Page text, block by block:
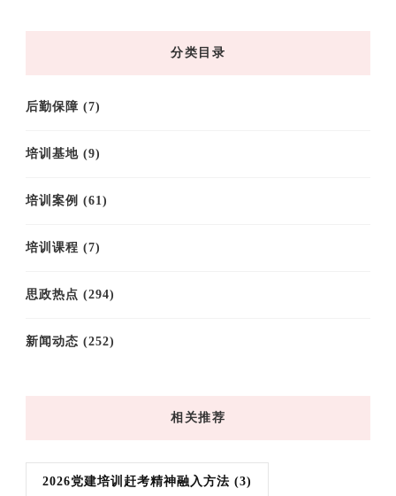
分类目录
后勤保障 (7)
培训基地 (9)
培训案例 (61)
培训课程 (7)
思政热点 (294)
新闻动态 (252)
相关推荐
2026党建培训赶考精神融入方法 (3)